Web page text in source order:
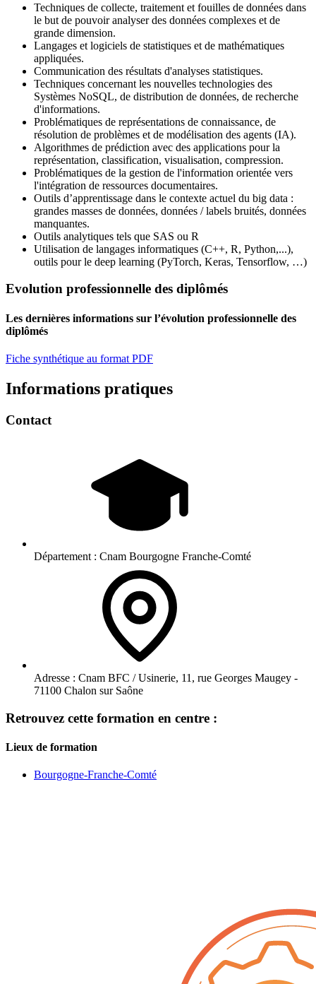
Techniques de collecte, traitement et fouilles de données dans
le but de pouvoir analyser des données complexes et de
grande dimension.
Langages et logiciels de statistiques et de mathématiques
appliquées.
Communication des résultats d'analyses statistiques.
Techniques concernant les nouvelles technologies des
Systèmes NoSQL, de distribution de données, de recherche
d'informations.
Problématiques de représentations de connaissance, de
résolution de problèmes et de modélisation des agents (IA).
Algorithmes de prédiction avec des applications pour la
représentation, classification, visualisation, compression.
Problématiques de la gestion de l'information orientée vers
l'intégration de ressources documentaires.
Outils d’apprentissage dans le contexte actuel du big data :
grandes masses de données, données / labels bruités, données
manquantes.
Outils analytiques tels que SAS ou R
Utilisation de langages informatiques (C++, R, Python,...),
outils pour le deep learning (PyTorch, Keras, Tensorflow, …)
Evolution professionnelle des diplômés
Les dernières informations sur l’évolution professionnelle des
diplômés
Fiche synthétique au format PDF
Informations pratiques
Contact
Département : Cnam Bourgogne Franche-Comté
Adresse : Cnam BFC / Usinerie, 11, rue Georges Maugey -
71100 Chalon sur Saône
Retrouvez cette formation en centre :
Lieux de formation
Bourgogne-Franche-Comté